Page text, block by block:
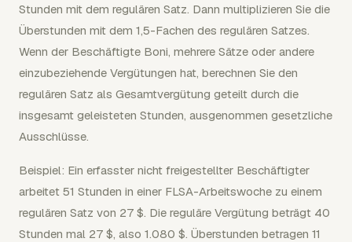
Stunden mit dem regulären Satz. Dann multiplizieren Sie die
Überstunden mit dem 1,5-Fachen des regulären Satzes.
Wenn der Beschäftigte Boni, mehrere Sätze oder andere
einzubeziehende Vergütungen hat, berechnen Sie den
regulären Satz als Gesamtvergütung geteilt durch die
insgesamt geleisteten Stunden, ausgenommen gesetzliche
Ausschlüsse.
Beispiel: Ein erfasster nicht freigestellter Beschäftigter
arbeitet 51 Stunden in einer FLSA-Arbeitswoche zu einem
regulären Satz von 27 $. Die reguläre Vergütung beträgt 40
Stunden mal 27 $, also 1.080 $. Überstunden betragen 11